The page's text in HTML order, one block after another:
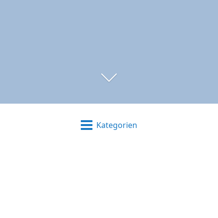
Kategorien